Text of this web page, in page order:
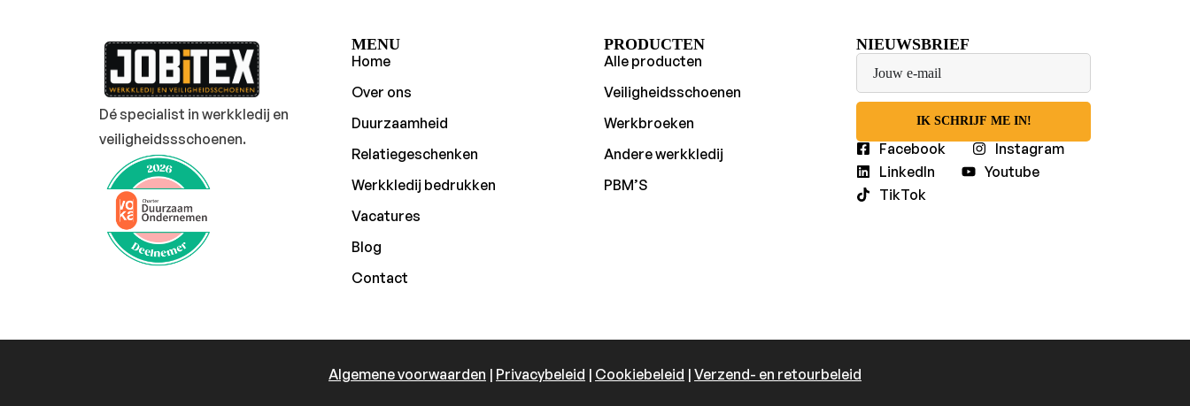
Dé specialist in werkkledij en
veiligheidssschoenen.
MENU
Home
Over ons
Duurzaamheid
Relatiegeschenken
Werkkledij bedrukken
Vacatures
Blog
Contact
PRODUCTEN
Alle producten
Veiligheidsschoenen
Werkbroeken
Andere werkkledij
PBM’S
NIEUWSBRIEF
IK SCHRIJF ME IN!
Facebook
Instagram
LinkedIn
Youtube
TikTok
Algemene voorwaarden | Privacybeleid | Cookiebeleid | Verzend- en retourbeleid